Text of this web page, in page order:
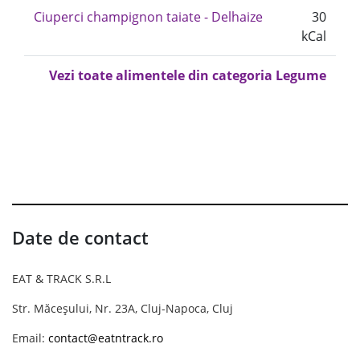
Ciuperci champignon taiate - Delhaize
30
kCal
Vezi toate alimentele din categoria Legume
Date de contact
EAT & TRACK S.R.L
Str. Măceșului, Nr. 23A, Cluj-Napoca, Cluj
Email: contact@eatntrack.ro